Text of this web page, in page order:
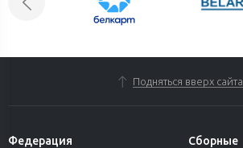
Подняться вверх сайта
Федерация Сборные